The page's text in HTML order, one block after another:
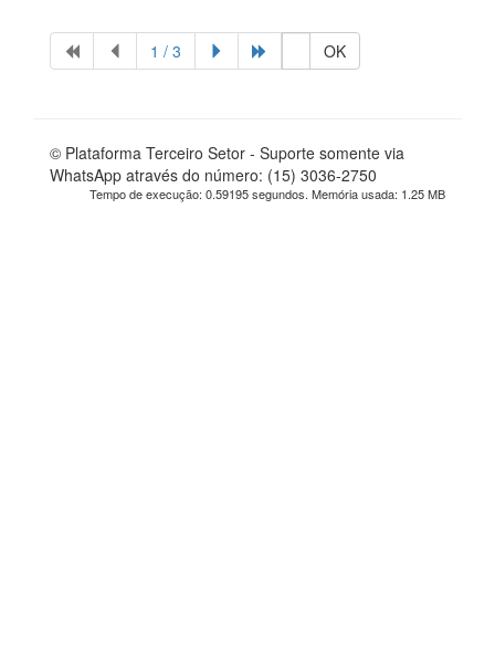
1 / 3 OK
© Plataforma Terceiro Setor - Suporte somente via
WhatsApp através do número: (15) 3036-2750
Tempo de execução: 0.59195 segundos. Memória usada: 1.25 MB